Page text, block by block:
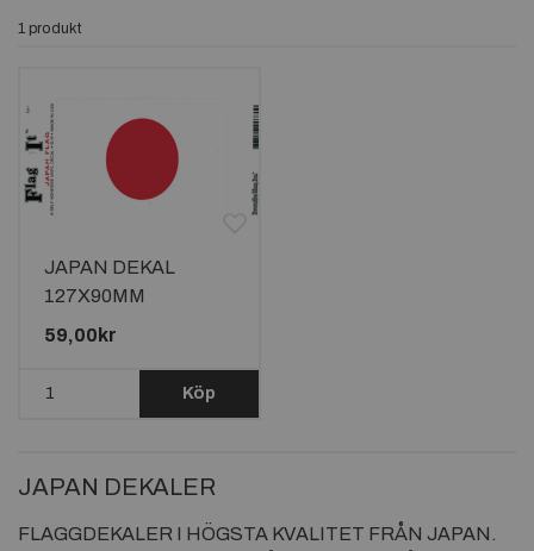
vackra japanska kulturen!
1 produkt
JAPAN DEKAL
127X90MM
59,00kr
Köp
JAPAN DEKALER
FLAGGDEKALER I HÖGSTA KVALITET FRÅN JAPAN.